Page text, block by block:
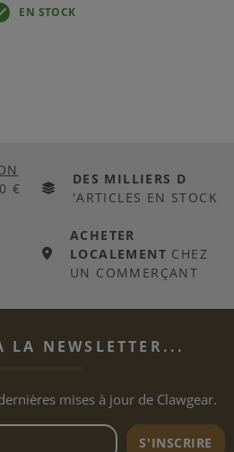
EN STOCK
€
DES MILLIERS D
'ARTICLES EN STOCK
ACHETER
LOCALEMENT CHEZ
UN COMMERÇANT
LA NEWSLETTER...
mises à jour de Clawgear.
Adresse e-mail de laS'INSCRIRE